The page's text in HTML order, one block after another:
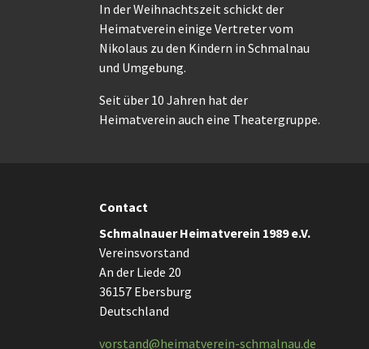
In der Weihnachtszeit schickt der
Heimatverein einige Vertreter vom
Nikolaus zu den Kindern in Schmalnau
und Umgebung.
Seit über 10 Jahren hat der
Heimatverein auch eine Theatergruppe.
Contact
Schmalnauer Heimatverein 1989 e.V.
Vereinsvorstand
An der Liede 20
36157 Ebersburg
Deutschland
vorstand@heimatverein-schmalnau.de